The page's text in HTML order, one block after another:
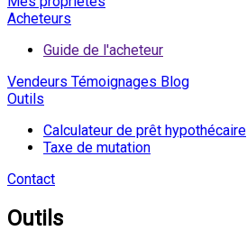
Acheteurs
Guide de l'acheteur
Vendeurs Témoignages Blog
Outils
Calculateur de prêt hypothécaire
Taxe de mutation
Contact
Outils